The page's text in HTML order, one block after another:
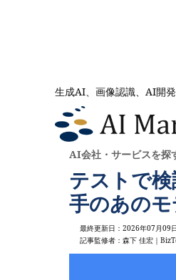
生成AI、画像認識、AI開
AI会社・サービスを探
AI会社とのマッチン
は意外な検索大手の
ChatGPT
テストで
手のあの
最終更新日：2026年07月09
記事監修者：森下 佳宏｜